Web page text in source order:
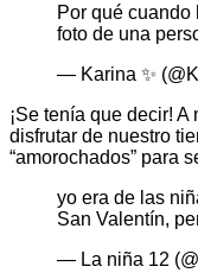
Por qué
foto de una
— Karina ✨
¡Se tenía que decir!
disfrutar de nuestro
“amorochados” para
yo era de las
San Valentín,
— La niña 12